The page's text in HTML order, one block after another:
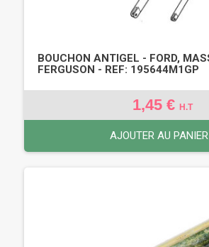
BOUCHON ANTIGEL - FORD,
FERGUSON - REF: 195644M1GP
1,45 € H.T
AJOUTER AU PANIER